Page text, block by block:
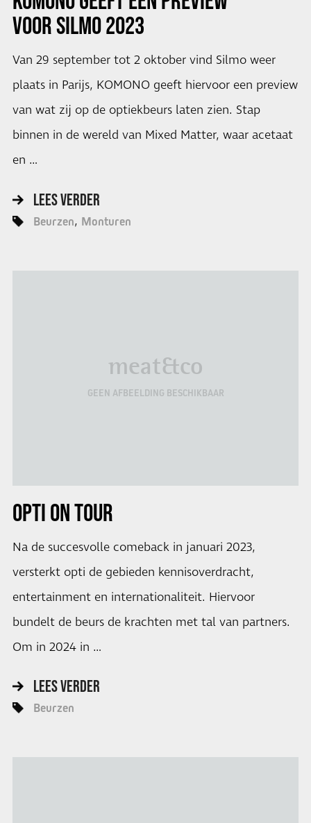
VOORSILMO 2023
Van 29 september tot 2 oktober vind Silmo weer
plaats in Parijs, KOMONO geeft hiervoor een preview
van wat zij op de optiekbeurs laten zien. Stap
binnen in de wereld van Mixed Matter, waar acetaat
en …
LEES VERDER
Beurzen Monturen
meat&co
GEEN AFBEELDING BESCHIKBAAR
OPTI ON TOUR
Na de succesvolle comeback in januari 2023,
versterkt opti de gebieden kennisoverdracht,
entertainment en internationaliteit. Hiervoor
bundelt de beurs de krachten met tal van partners.
Om in 2024 in …
LEES VERDER
Beurzen